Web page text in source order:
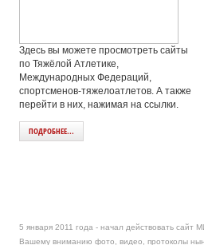
Здесь вы можете просмотреть сайты
по Тяжёлой Атлетике,
Международных Федераций,
спортсменов-тяжелоатлетов. А также
перейти в них, нажимая на ссылки.
ПОДРОБНЕЕ...
5 января 2011 года - начал действовать сайт
Вашему вниманию фото, видео, протоколы